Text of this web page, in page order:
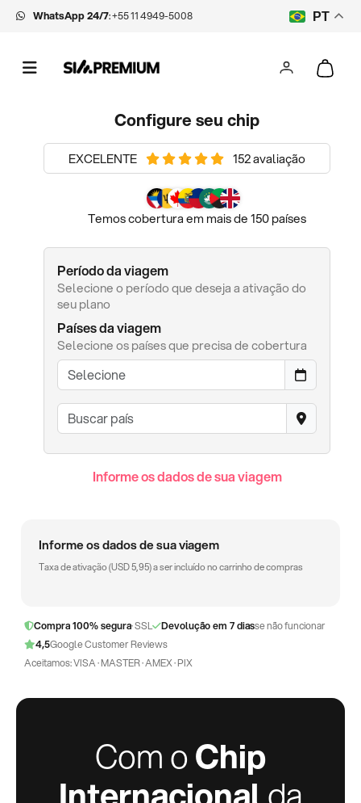
WhatsApp 24/7:+55 11 4949-5008 PT
Configure seu chip
EXCELENTE 152 avaliação
Temos cobertura em mais de 150 países
Período da viagem
Selecione o período que deseja a ativação do
seu plano
Países da viagem
Selecione os países que precisa de cobertura
Informe os dados de sua viagem
Informe os dados de sua viagem
Taxa de ativação (USD5,95) a ser incluído no carrinho de compras
Compra 100% segura· SSL Devolução em 7 diasse não funcionar
4,5Google Customer Reviews
Aceitamos: VISA · MASTER · AMEX · PIX
Com oChip